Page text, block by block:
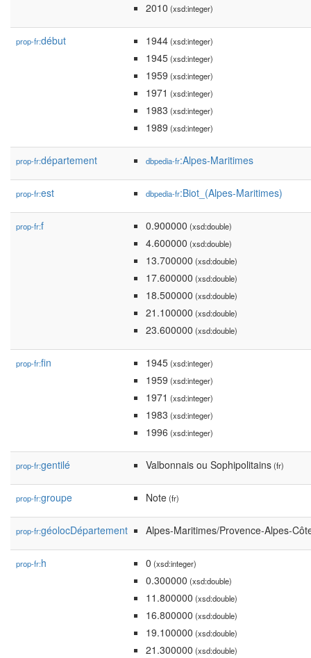
2010 (xsd:integer)
prop-fr:début 1944(xsd:integer)
1945(xsd:integer)
1959 (xsd:integer)
1971 (xsd:integer)
1983 (xsd:integer)
1989 (xsd:integer)
prop-fr:département dbpedia-fr:Alpes-Maritimes
prop-fr:est dbpedia-fr:Biot_(Alpes-Maritimes)
prop-fr:f 0.900000 (xsd:double)
4.600000 (xsd:double)
13.700000 (xsd:double)
17.600000 (xsd:double)
18.500000 (xsd:double)
21.100000 (xsd:double)
23.600000 (xsd:double)
prop-fr:fin 1945(xsd:integer)
1959 (xsd:integer)
1971 (xsd:integer)
1983 (xsd:integer)
1996 (xsd:integer)
prop-fr:gentilé Valbonnais ou Sophipolitains(fr)
prop-fr:groupe Note(fr)
prop-fr:géolocDépartement Alpes-Maritimes/Provence-Alpes-
prop-fr:h 0 (xsd:integer)
0.300000 (xsd:double)
11.800000 (xsd:double)
16.800000 (xsd:double)
19.100000 (xsd:double)
21.300000 (xsd:double)